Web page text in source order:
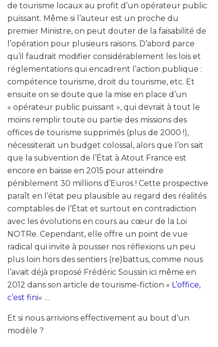
de tourisme locaux au profit d’un opérateur public
puissant. Même si l’auteur est un proche du
premier Ministre, on peut douter de la faisabilité de
l’opération pour plusieurs raisons. D’abord parce
qu’il faudrait modifier considérablement les lois et
réglementations qui encadrent l’action publique :
compétence tourisme, droit du tourisme, etc. Et
ensuite on se doute que la mise en place d’un
« opérateur public puissant », qui devrait à tout le
moins remplir toute ou partie des missions des
offices de tourisme supprimés (plus de 2000 !),
nécessiterait un budget colossal, alors que l’on sait
que la subvention de l’État à Atout France est
encore en baisse en 2015 pour atteindre
péniblement 30 millions d’Euros ! Cette prospective
paraît en l’état peu plausible au regard des réalités
comptables de l’État et surtout en contradiction
avec les évolutions en cours au cœur de la Loi
NOTRe. Cependant, elle offre un point de vue
radical qui invite à pousser nos réflexions un peu
plus loin hors des sentiers (re)battus, comme nous
l’avait déjà proposé Frédéric Soussin ici même en
2012 dans son article de tourisme-fiction « L’office,
c’est fini« …
Et si nous arrivions effectivement au bout d’un
modèle ?